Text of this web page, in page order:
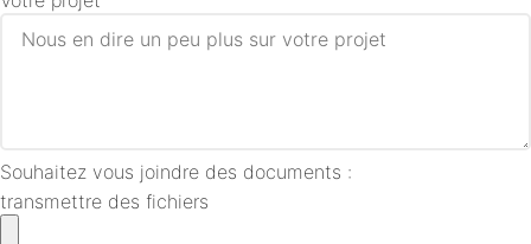
Souhaitez vous joindre des documents :
transmettre des fichiers